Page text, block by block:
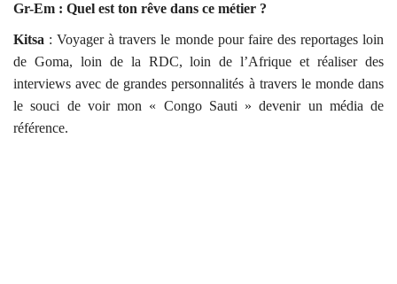
Gr-Em : Quel est ton rêve dans ce métier ?
Kitsa : Voyager à travers le monde pour faire des reportages loin
de Goma, loin de la RDC, loin de l’Afrique et réaliser des
interviews avec de grandes personnalités à travers le monde dans
le souci de voir mon « Congo Sauti » devenir un média de
référence.